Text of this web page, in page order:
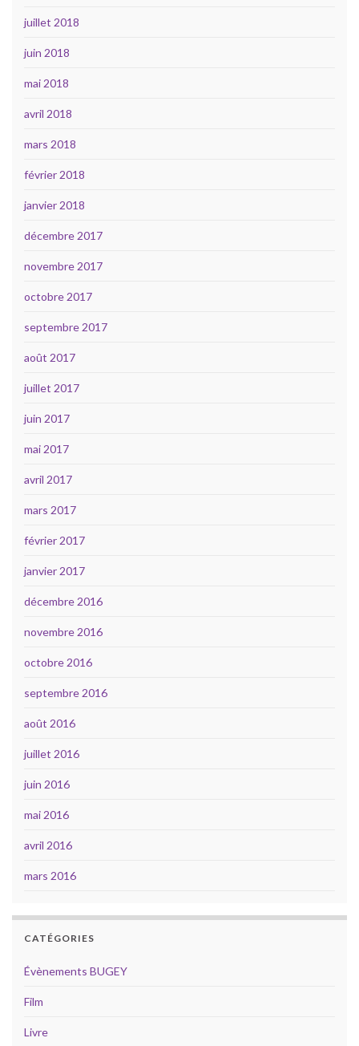
juillet 2018
juin 2018
mai 2018
avril 2018
mars 2018
février 2018
janvier 2018
décembre 2017
novembre 2017
octobre 2017
septembre 2017
août 2017
juillet 2017
juin 2017
mai 2017
avril 2017
mars 2017
février 2017
janvier 2017
décembre 2016
novembre 2016
octobre 2016
septembre 2016
août 2016
juillet 2016
juin 2016
mai 2016
avril 2016
mars 2016
CATÉGORIES
Évènements BUGEY
Film
Livre